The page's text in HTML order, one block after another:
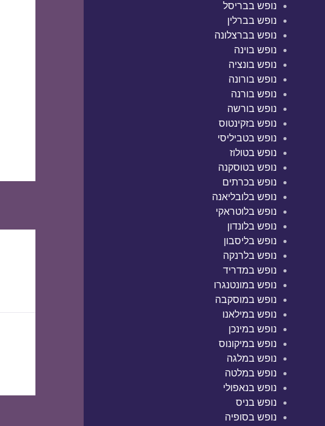
נופש בבריסל
נופש בברלין
נופש בברצלונה
נופש בוינה
נופש בונציה
נופש בורונה
נופש בורנה
נופש בורשה
נופש בזקינטוס
נופש בטביליסי
נופש בטולוז
נופש בטוסקנה
נופש בכרתים
נופש בלובליאנה
נופש בלוטראקי
נופש בלונדון
נופש בליסבון
נופש בלרנקה
נופש במדריד
נופש במונטנגרו
נופש במוסקבה
נופש במילאנו
נופש במינכן
נופש במיקונוס
נופש במלגה
נופש במלטה
נופש בנאפולי
נופש בניס
נופש בסופיה